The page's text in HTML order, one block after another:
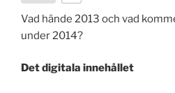
Vad hände 2013 och vad
under 2014?
Det digitala innehållet